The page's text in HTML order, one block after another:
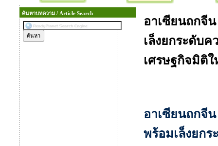
ค้นหาบทความ / Article Search
อาเซียนถกจีน
เล็งยกระดับ
เศรษฐกิจมิติ
อาเซียนถกจีน
พร้อมเล็งยก